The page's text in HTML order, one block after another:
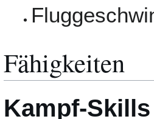
Fähigkeiten
Kampf-Skills